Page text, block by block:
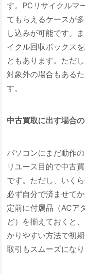
す。PCリサイクルマ
てもらえるケースが
し込みが可能です。
イクル回収ボックス
ともあります。ただ
対象外の場合もある
す。
中古買取に出す場合
パソコンにまだ動作
リユース目的で中古
です。ただし、いく
必ず自分で済ませて
定前に付属品（ACア
ど）を揃えておくと
かりやすい方法で初
取引もスムーズになり